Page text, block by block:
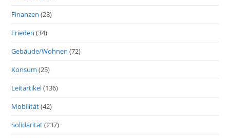
Finanzen (28)
Frieden (34)
Gebäude/Wohnen (72)
Konsum (25)
Leitartikel(136)
Mobilität(42)
Solidarität(237)